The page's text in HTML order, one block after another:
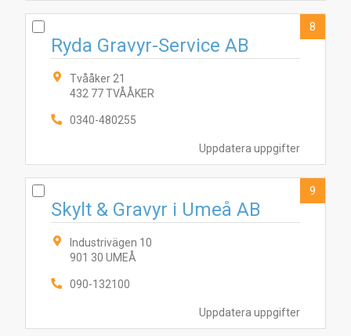
Uppdatera uppgifter
Ryda Gravyr-Service AB
Tvååker 21
432 77 TVÅÅKER
0340-480255
8
Uppdatera uppgifter
Skylt & Gravyr i Umeå AB
Industrivägen 10
901 30 UMEÅ
090-132100
9